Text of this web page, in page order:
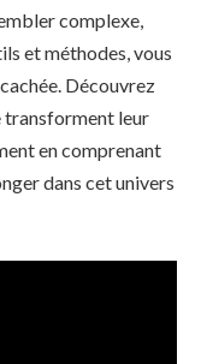
complexe,
et méthodes, vous
Découvrez
transforment leur
en comprenant
dans cet univers